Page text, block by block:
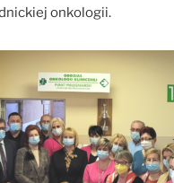
onkologii.